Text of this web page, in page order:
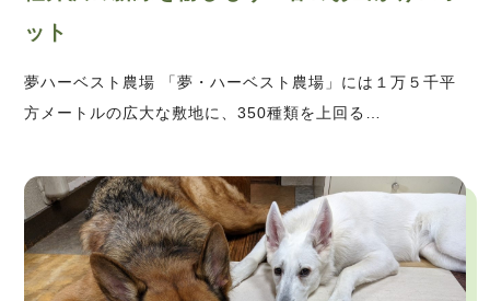
ット
夢ハーベスト農場 「夢・ハーベスト農場」には１万５千平
方メートルの広大な敷地に、350種類を上回る…